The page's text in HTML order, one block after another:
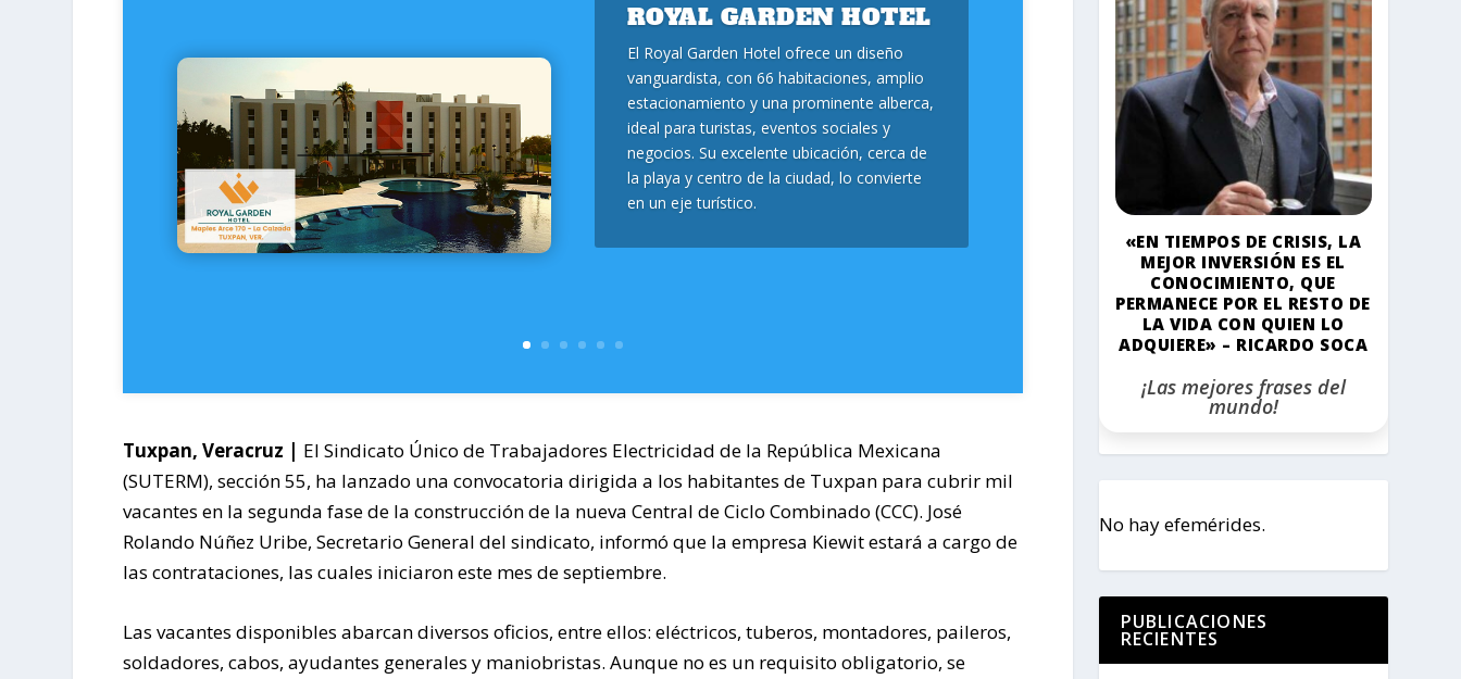
ROYAL GARDEN HOTEL
El Royal Garden Hotel ofrece un diseño
vanguardista, con 66 habitaciones, amplio
estacionamiento y una prominente alberca,
ideal para turistas, eventos sociales y
negocios. Su excelente ubicación, cerca de
la playa y centro de la ciudad, lo convierte
en un eje turístico.
Tuxpan, Veracruz | El Sindicato Único de Trabajadores Electricidad de la República Mexicana
(SUTERM), sección 55, ha lanzado una convocatoria dirigida a los habitantes de Tuxpan para cubrir mil
vacantes en la segunda fase de la construcción de la nueva Central de Ciclo Combinado (CCC). José
Rolando Núñez Uribe, Secretario General del sindicato, informó que la empresa Kiewit estará a cargo de
las contrataciones, las cuales iniciaron este mes de septiembre.
Las vacantes disponibles abarcan diversos oficios, entre ellos: eléctricos, tuberos, montadores, paileros,
soldadores, cabos, ayudantes generales y maniobristas. Aunque no es un requisito obligatorio, se
«EN TIEMPOS DE CRISIS, LA
MEJOR INVERSIÓN ES EL
CONOCIMIENTO, QUE
PERMANECE POR EL RESTO DE
LA VIDA CON QUIEN LO
ADQUIERE» – RICARDO SOCA
¡Las mejores frases del
mundo!
No hay efemérides.
PUBLICACIONES
RECIENTES